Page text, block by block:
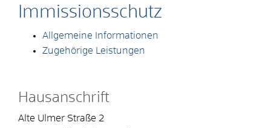
Immissionsschutz
Allgemeine Informationen
Zugehörige Leistungen
Hausanschrift
Alte Ulmer Straße 2